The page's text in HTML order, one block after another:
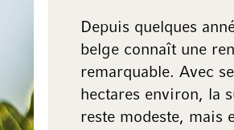
Depuis quelques
belge connaît une
remarquable. Avec
hectares environ, la
reste modeste, mais